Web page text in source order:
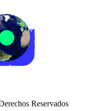
Reservados